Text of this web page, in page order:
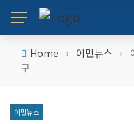
Home › 이민뉴스 ›
구
이민뉴스